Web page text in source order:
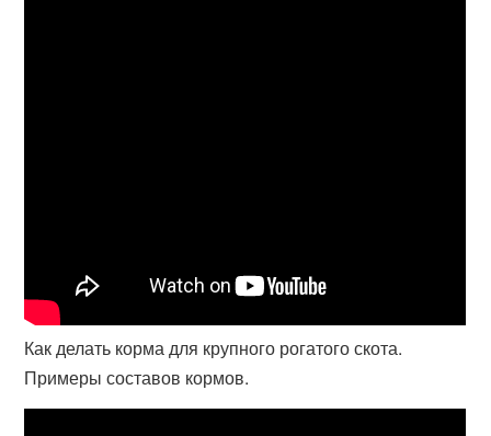
Как делать корма для крупного рогатого скота.
Примеры составов кормов.